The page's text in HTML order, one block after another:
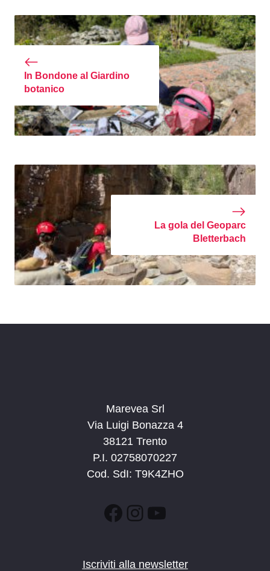
In Bondone al Giardino
botanico
La gola del Geoparc
Bletterbach
Marevea Srl
Via Luigi Bonazza 4
38121 Trento
P.I. 02758070227
Cod. SdI: T9K4ZHO
Facebook
Instagram
YouTube
Iscriviti alla newsletter